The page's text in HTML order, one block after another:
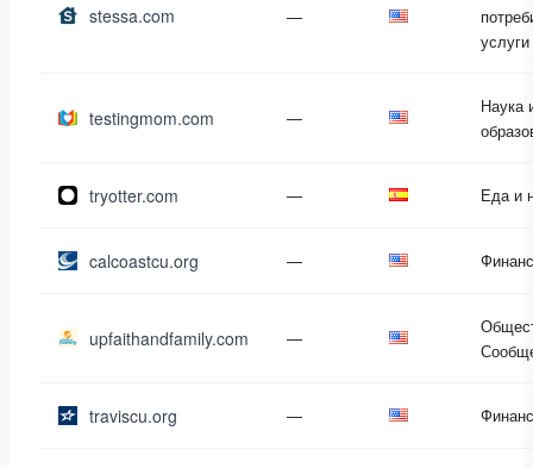
stessa.com —
услуги
testingmom.com —
Наука
tryotter.com — Еда и
calcoastcu.org —
upfaithandfamily.com —
traviscu.org —